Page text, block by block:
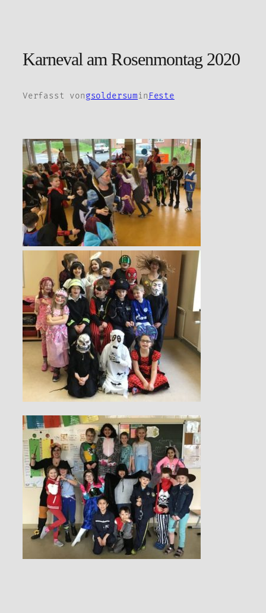
springen
Karneval am Rosenmontag 2020
Verfasst vongsoldersumin Feste